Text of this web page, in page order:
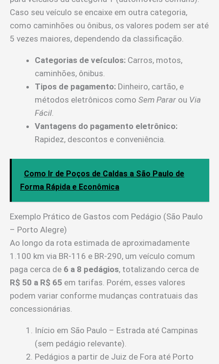
Caso seu veículo se encaixe em outra categoria,
como caminhões ou ônibus, os valores podem ser até
5 vezes maiores, dependendo da classificação.
Categorias de veículos: Carros, motos,
caminhões, ônibus.
Tipos de pagamento: Dinheiro, cartão, e
métodos eletrônicos como Sem Parar ou Via
Fácil.
Vantagens do pagamento eletrônico:
Rapidez, descontos e conveniência.
Como Ir de Poços de Caldas a São Paulo de
Forma Rápida e Econômica
Exemplo Prático de Gastos com Pedágio (São Paulo
– Porto Alegre)
Ao longo da rota estimada de aproximadamente
1.100 km via BR-116 e BR-290, um veículo comum
paga cerca de 6 a 8 pedágios, totalizando cerca de
R$ 50 a R$ 65 em tarifas. Porém, esses valores
podem variar conforme mudanças contratuais das
concessionárias.
Início em São Paulo – Estrada até Campinas
(sem pedágio relevante).
Pedágios a partir de Juiz de Fora até Porto